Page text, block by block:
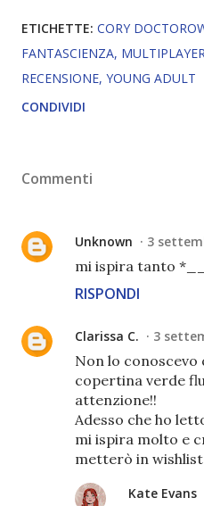
ETICHETTE: CORY
FANTASCIENZA
RECENSIONE YOUNG ADULT
CONDIVIDI
Commenti
Unknown 3
mi ispira tanto
RISPONDI
Clarissa C. 3
Non lo conoscevo
copertina verde
attenzione!!
Adesso che ho
mi ispira molto e
metterò in
Kate Evans